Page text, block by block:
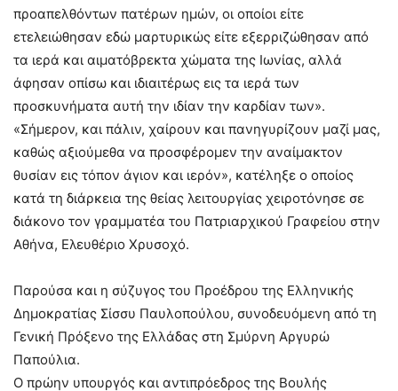
προαπελθόντων πατέρων ημών, οι οποίοι είτε
ετελειώθησαν εδώ μαρτυρικώς είτε εξερριζώθησαν από
τα ιερά και αιματόβρεκτα χώματα της Ιωνίας, αλλά
άφησαν οπίσω και ιδιαιτέρως εις τα ιερά των
προσκυνήματα αυτή την ιδίαν την καρδίαν των».
«Σήμερον, και πάλιν, χαίρουν και πανηγυρίζουν μαζί μας,
καθώς αξιούμεθα να προσφέρομεν την αναίμακτον
θυσίαν εις τόπον άγιον και ιερόν», κατέληξε ο οποίος
κατά τη διάρκεια της θείας λειτουργίας χειροτόνησε σε
διάκονο τον γραμματέα του Πατριαρχικού Γραφείου στην
Αθήνα, Ελευθέριο Χρυσοχό.
Παρούσα και η σύζυγος του Προέδρου της Ελληνικής
Δημοκρατίας Σίσσυ Παυλοπούλου, συνοδευόμενη από τη
Γενική Πρόξενο της Ελλάδας στη Σμύρνη Αργυρώ
Παπούλια.
Ο πρώην υπουργός και αντιπρόεδρος της Βουλής